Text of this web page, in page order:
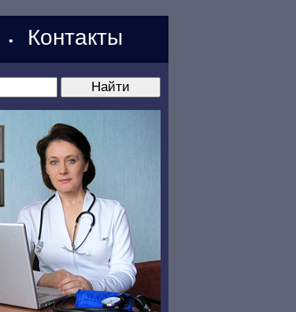
• Контакты